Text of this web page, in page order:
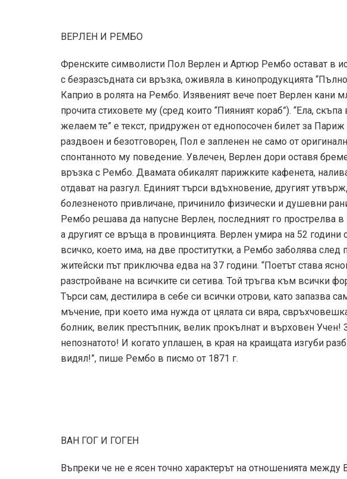
ВЕРЛЕН И РЕМБО
Френските символисти Пол Верлен и Артюр Рембо остават в
с безразсъдната си връзка, оживяла в кинопродукцията
Каприо в ролята на Рембо. Изявеният вече поет Верлен кани
прочита стиховете му (сред които “Пияният кораб”). “Ела,
желаем те” е текст, придружен от еднопосочен билет за Париж
раздвоен и безотговорен, Пол е запленен не само от
спонтанното му поведение. Увлечен, Верлен дори оставя
връзка с Рембо. Двамата обикалят парижките кафенета,
отдават на разгул. Единият търси вдъхновение, другият
болезненото привличане, причинило физически и душевни
Рембо решава да напусне Верлен, последният го прострелва
а другият се връща в провинцията. Верлен умира на 52 години
всичко, което има, на две проститутки, а Рембо заболява
житейски път приключва едва на 37 години. “Поетът става
разстройване на всичките си сетива. Той тръгва към всички
Търси сам, дестилира в себе си всички отрови, като запазва
мъчение, при което има нужда от цялата си вяра,
болник, велик престъпник, велик прокълнат и върховен Учен!
непознатото! И когато уплашен, в края на краищата изгуби
видял!”, пише Рембо в писмо от 1871 г.
ВАН ГОГ И ГОГЕН
Въпреки че не е ясен точно характерът на отношенията между